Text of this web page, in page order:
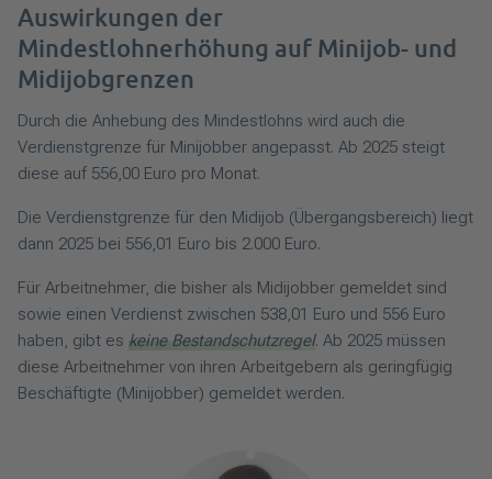
Auswirkungen der
Mindestlohnerhöhung auf Minijob- und
Midijobgrenzen
Durch die Anhebung des Mindestlohns wird auch die
Verdienstgrenze für Minijobber angepasst. Ab 2025 steigt
diese auf 556,00 Euro pro Monat.
Die Verdienstgrenze für den Midijob (Übergangsbereich) liegt
dann 2025 bei 556,01 Euro bis 2.000 Euro.
Für Arbeitnehmer, die bisher als Midijobber gemeldet sind
sowie einen Verdienst zwischen 538,01 Euro und 556 Euro
haben, gibt es keine Bestandschutzregel. Ab 2025 müssen
diese Arbeitnehmer von ihren Arbeitgebern als geringfügig
Beschäftigte (Minijobber) gemeldet werden.